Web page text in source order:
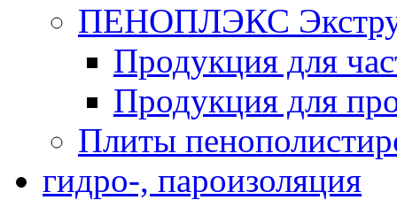
ПЕНОПЛЭКС
Продукция для
Продукция для
Плиты
гидро-, пароизоляция